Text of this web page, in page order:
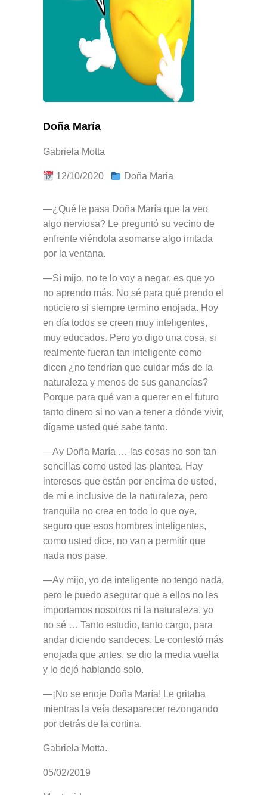
Doña María
Gabriela Motta
12/10/2020 Doña Maria
—¿Qué le pasa Doña María que la veo
algo nerviosa? Le preguntó su vecino de
enfrente viéndola asomarse algo irritada
por la ventana.
—Sí mijo, no te lo voy a negar, es que yo
no aprendo más. No sé para qué prendo el
noticiero si siempre termino enojada. Hoy
en día todos se creen muy inteligentes,
muy educados. Pero yo digo una cosa, si
realmente fueran tan inteligente como
dicen ¿no tendrían que cuidar más de la
naturaleza y menos de sus ganancias?
Porque para qué van a querer en el futuro
tanto dinero si no van a tener a dónde vivir,
dígame usted qué sabe tanto.
—Ay Doña María … las cosas no son tan
sencillas como usted las plantea. Hay
intereses que están por encima de usted,
de mí e inclusive de la naturaleza, pero
tranquila no crea en todo lo que oye,
seguro que esos hombres inteligentes,
como usted dice, no van a permitir que
nada nos pase.
—Ay mijo, yo de inteligente no tengo nada,
pero le puedo asegurar que a ellos no les
importamos nosotros ni la naturaleza, yo
no sé … Tanto estudio, tanto cargo, para
andar diciendo sandeces. Le contestó más
enojada que antes, se dio la media vuelta
y lo dejó hablando solo.
—¡No se enoje Doña María! Le gritaba
mientras la veía desaparecer rezongando
por detrás de la cortina.
Gabriela Motta.
05/02/2019